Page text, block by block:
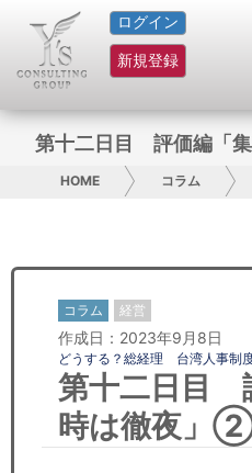
ログイン
新規登録
HOME
サービス紹介
コラム
グループ概要
日本人にPR
コンサルティング
リサーチ
第十二日目 評価編「
HOME コラム
コラム 経営
作成日：2023年9月8日
どうする？総経理 台湾人事制
第十二日目
時は徹夜」